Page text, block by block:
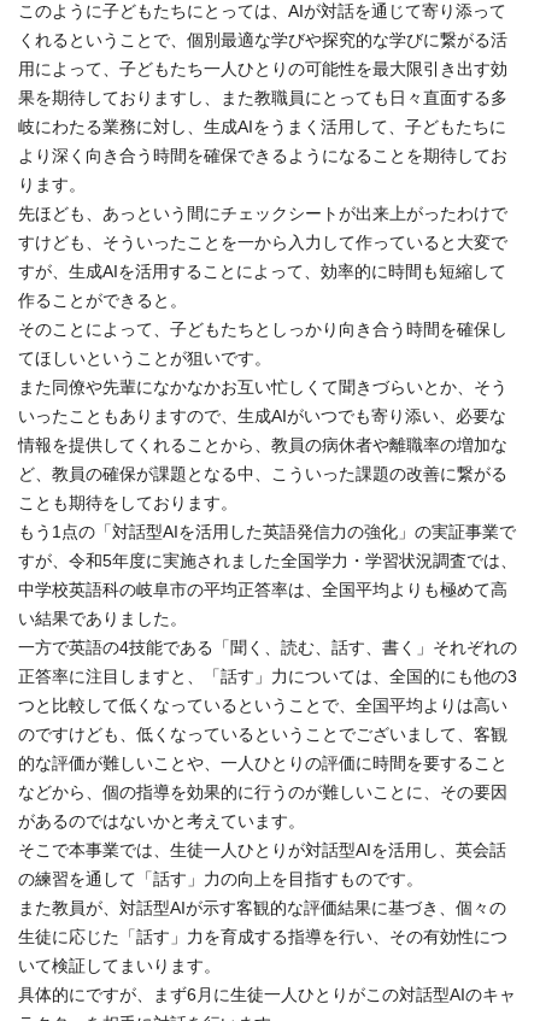
このように子どもたちにとっては、AIが対話を通じて寄り添って
くれるということで、個別最適な学びや探究的な学びに繋がる活
用によって、子どもたち一人ひとりの可能性を最大限引き出す効
果を期待しておりますし、また教職員にとっても日々直面する多
岐にわたる業務に対し、生成AIをうまく活用して、子どもたちに
より深く向き合う時間を確保できるようになることを期待してお
ります。
先ほども、あっという間にチェックシートが出来上がったわけで
すけども、そういったことを一から入力して作っていると大変で
すが、生成AIを活用することによって、効率的に時間も短縮して
作ることができると。
そのことによって、子どもたちとしっかり向き合う時間を確保し
てほしいということが狙いです。
また同僚や先輩になかなかお互い忙しくて聞きづらいとか、そう
いったこともありますので、生成AIがいつでも寄り添い、必要な
情報を提供してくれることから、教員の病休者や離職率の増加な
ど、教員の確保が課題となる中、こういった課題の改善に繋がる
ことも期待をしております。
もう1点の「対話型AIを活用した英語発信力の強化」の実証事業で
すが、令和5年度に実施されました全国学力・学習状況調査では、
中学校英語科の岐阜市の平均正答率は、全国平均よりも極めて高
い結果でありました。
一方で英語の4技能である「聞く、読む、話す、書く」それぞれの
正答率に注目しますと、「話す」力については、全国的にも他の3
つと比較して低くなっているということで、全国平均よりは高い
のですけども、低くなっているということでございまして、客観
的な評価が難しいことや、一人ひとりの評価に時間を要すること
などから、個の指導を効果的に行うのが難しいことに、その要因
があるのではないかと考えています。
そこで本事業では、生徒一人ひとりが対話型AIを活用し、英会話
の練習を通して「話す」力の向上を目指すものです。
また教員が、対話型AIが示す客観的な評価結果に基づき、個々の
生徒に応じた「話す」力を育成する指導を行い、その有効性につ
いて検証してまいります。
具体的にですが、まず6月に生徒一人ひとりがこの対話型AIのキャ